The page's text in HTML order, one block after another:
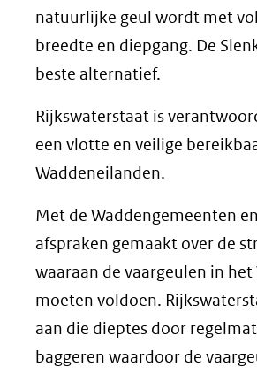
natuurlijke geul wordt met
breedte en diepgang. De
beste alternatief.
Rijkswaterstaat is
een vlotte en veilige
Waddeneilanden.
Met de Waddengemeenten
afspraken gemaakt over de
waaraan de vaargeulen in het
moeten voldoen.
aan die dieptes door
baggeren waardoor de